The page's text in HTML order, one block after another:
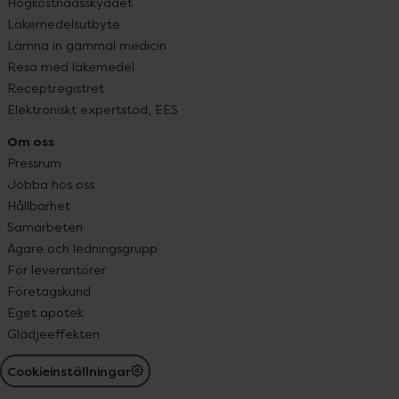
Läkemedelsutbyte
Lämna in gammal medicin
Resa med läkemedel
Receptregistret
Elektroniskt expertstöd, EES
Om oss
Pressrum
Jobba hos oss
Hållbarhet
Samarbeten
Ägare och ledningsgrupp
För leverantörer
Företagskund
Eget apotek
Glädjeeffekten
Cookieinställningar